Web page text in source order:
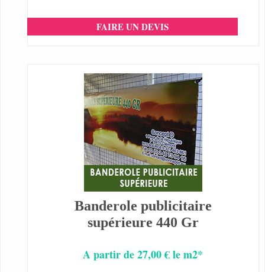
FAIRE UN DEVIS
Banderole publicitaire
supérieure 440 Gr
A partir de 27,00 € le m2*